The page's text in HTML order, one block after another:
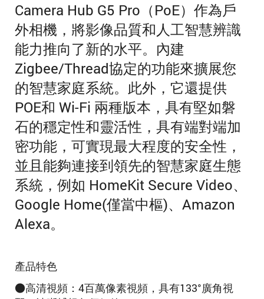
Camera Hub G5 Pro（PoE）作為戶
外相機，將影像品質和人工智慧辨識
能力推向了新的水平。 內建
Zigbee/Thread協定的功能來擴展您
的智慧家庭系統。此外， 它還提供
POE和 Wi-Fi 兩種版本 ，具有堅如磐
石的穩定性和靈活性，具有端對端加
密功能，可實現最大程度的安全性，
並且能夠連接到領先的智慧家庭生態
系統，例如 HomeKit Secure Video、
Google Home(僅當中樞)、Amazon
Alexa。
產品特色
●高清視頻：4百萬像素視頻，具有133°廣角視